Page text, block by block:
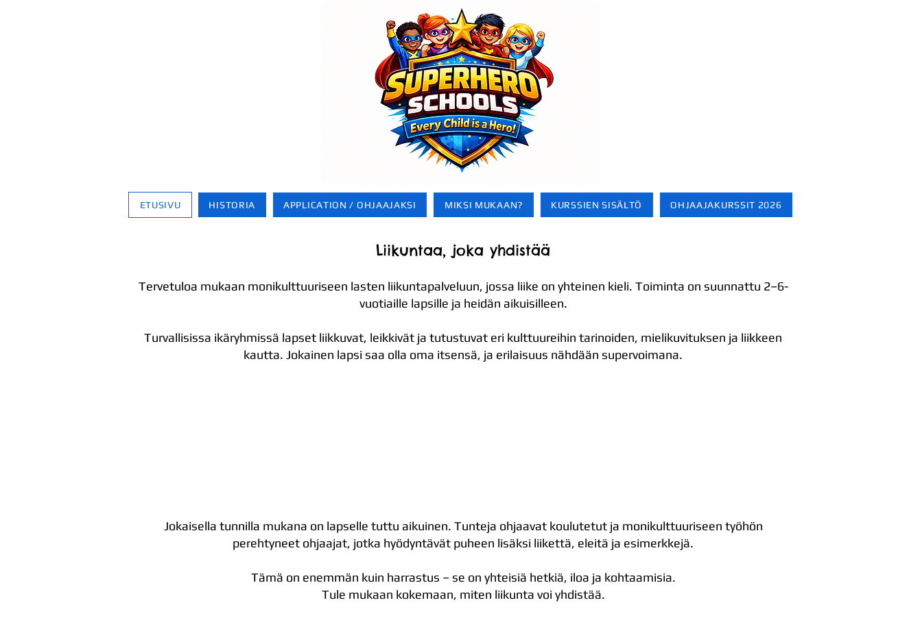
ETUSIVU HISTORIA APPLICATION / OHJAAJAKSI MIKSI MUKAAN? KURSSIEN SISÄLTÖ OHJAAJAKURSSIT 2026
Liikuntaa, joka yhdistää
Tervetuloa mukaan monikulttuuriseen lasten liikuntapalveluun, jossa liike on yhteinen kieli. Toiminta on suunnattu 2–6-
vuotiaille lapsille ja heidän aikuisilleen.
Turvallisissa ikäryhmissä lapset liikkuvat, leikkivät ja tutustuvat eri kulttuureihin tarinoiden, mielikuvituksen ja liikkeen
kautta. Jokainen lapsi saa olla oma itsensä, ja erilaisuus nähdään supervoimana.
Jokaisella tunnilla mukana on lapselle tuttu aikuinen. Tunteja ohjaavat koulutetut ja monikulttuuriseen työhön
perehtyneet ohjaajat, jotka hyödyntävät puheen lisäksi liikettä, eleitä ja esimerkkejä.
Tämä on enemmän kuin harrastus – se on yhteisiä hetkiä, iloa ja kohtaamisia.
Tule mukaan kokemaan, miten liikunta voi yhdistää.